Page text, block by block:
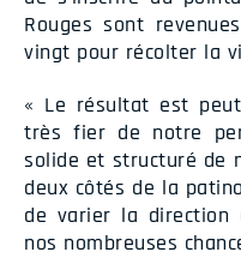
Rouges sont
vingt pour récolter la
« Le résultat est
très fier de notre
solide et structuré de
deux côtés de la
de varier la
nos nombreuses